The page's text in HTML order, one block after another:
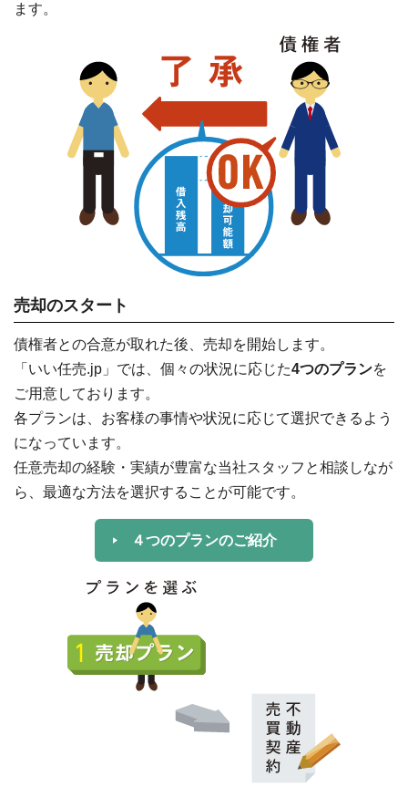
ます。
売却のスタート
債権者との合意が取れた後、売却を開始します。
「いい任売.jp」では、個々の状況に応じた4つのプランを
ご用意しております。
各プランは、お客様の事情や状況に応じて選択できるよう
になっています。
任意売却の経験・実績が豊富な当社スタッフと相談しなが
ら、最適な方法を選択することが可能です。
４つのプランのご紹介